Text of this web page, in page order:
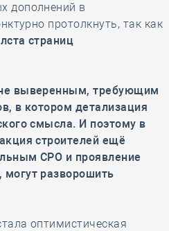
дополнений в
протолкнуть, так как
страниц
выверенным, требующим
в котором детализация
смысла. И поэтому в
строителей ещё
СРО и проявление
разворошить
оптимистическая